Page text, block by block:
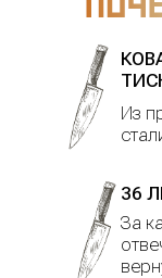
36
Из
За